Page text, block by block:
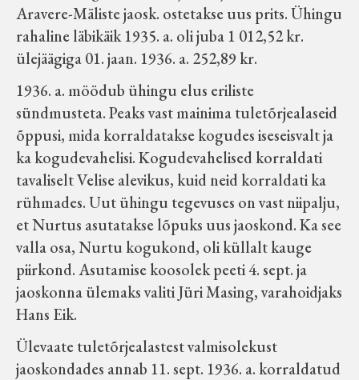
Aravere-Mäliste jaosk. ostetakse uus prits. Ühingu
rahaline läbikäik 1935. a. oli juba 1 012,52 kr.
ülejäägiga 01. jaan. 1936. a. 252,89 kr.
1936. a. möödub ühingu elus eriliste
sündmusteta. Peaks vast mainima tuletõrjealaseid
õppusi, mida korraldatakse kogudes iseseisvalt ja
ka kogudevahelisi. Kogudevahelised korraldati
tavaliselt Velise alevikus, kuid neid korraldati ka
rühmades. Uut ühingu tegevuses on vast niipalju,
et Nurtus asutatakse lõpuks uus jaoskond. Ka see
valla osa, Nurtu kogukond, oli küllalt kauge
piirkond. Asutamise koosolek peeti 4. sept. ja
jaoskonna ülemaks valiti Jüri Masing, varahoidjaks
Hans Eik.
Ülevaate tuletõrjealastest valmisolekust
jaoskondades annab 11. sept. 1936. a. korraldatud